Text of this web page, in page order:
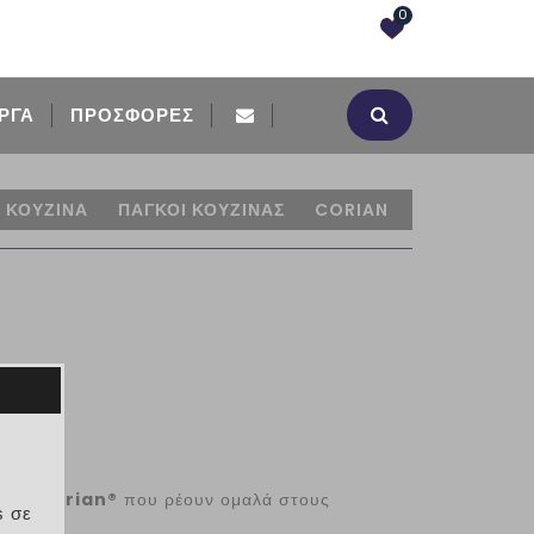
0
ΠΡΟΣΦΟΡΈΣ
ΚΟΥΖΙΝΑ ΠΑΓΚΟΙ ΚΟΥΖΙΝΑΣ CORIAN
Corian® που ρέουν ομαλά στους
σε